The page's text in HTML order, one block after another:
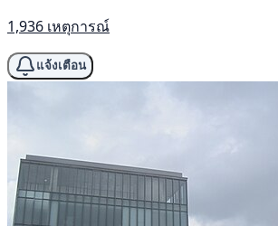
1,936 เหตุการณ์
แจ้งเตือน